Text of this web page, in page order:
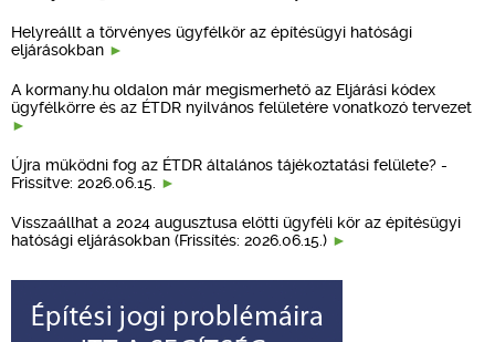
Helyreállt a törvényes ügyfélkör az építésügyi hatósági
eljárásokban
A kormany.hu oldalon már megismerhető az Eljárási kódex
ügyfélkörre és az ÉTDR nyilvános felületére vonatkozó tervezet
Újra működni fog az ÉTDR általános tájékoztatási felülete? -
Frissítve: 2026.06.15.
Visszaállhat a 2024 augusztusa előtti ügyféli kör az építésügyi
hatósági eljárásokban (Frissítés: 2026.06.15.)